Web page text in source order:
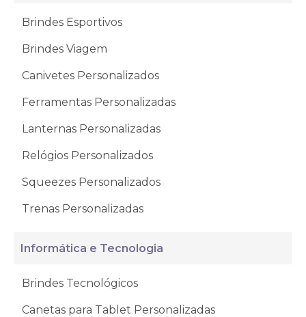
Brindes Esportivos
Brindes Viagem
Canivetes Personalizados
Ferramentas Personalizadas
Lanternas Personalizadas
Relógios Personalizados
Squeezes Personalizados
Trenas Personalizadas
Informática e Tecnologia
Brindes Tecnológicos
Canetas para Tablet Personalizadas